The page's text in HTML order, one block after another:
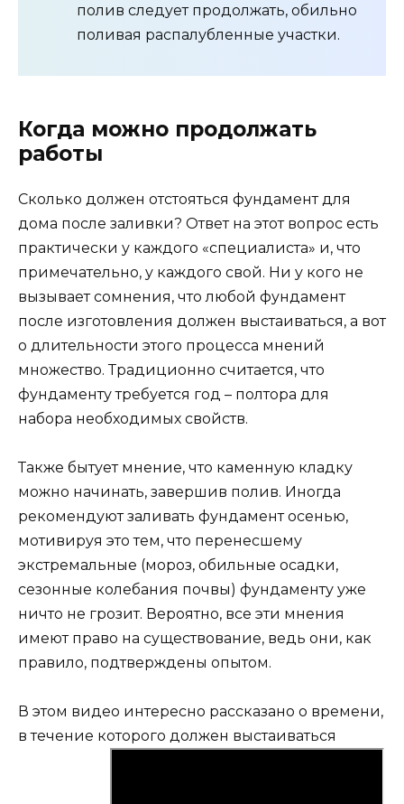
полив следует продолжать, обильно
поливая распалубленные участки.
Когда можно продолжать
работы
Сколько должен отстояться фундамент для
дома после заливки? Ответ на этот вопрос есть
практически у каждого «специалиста» и, что
примечательно, у каждого свой. Ни у кого не
вызывает сомнения, что любой фундамент
после изготовления должен выстаиваться, а вот
о длительности этого процесса мнений
множество. Традиционно считается, что
фундаменту требуется год – полтора для
набора необходимых свойств.
Также бытует мнение, что каменную кладку
можно начинать, завершив полив. Иногда
рекомендуют заливать фундамент осенью,
мотивируя это тем, что перенесшему
экстремальные (мороз, обильные осадки,
сезонные колебания почвы) фундаменту уже
ничто не грозит. Вероятно, все эти мнения
имеют право на существование, ведь они, как
правило, подтверждены опытом.
В этом видео интересно рассказано о времени,
в течение которого должен выстаиваться